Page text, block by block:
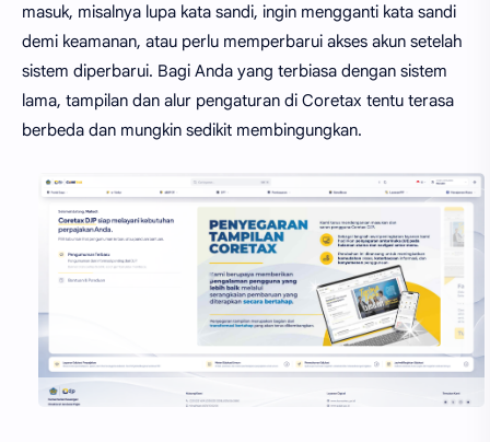
masuk, misalnya lupa kata sandi, ingin mengganti kata sandi
demi keamanan, atau perlu memperbarui akses akun setelah
sistem diperbarui. Bagi Anda yang terbiasa dengan sistem
lama, tampilan dan alur pengaturan di Coretax tentu terasa
berbeda dan mungkin sedikit membingungkan.